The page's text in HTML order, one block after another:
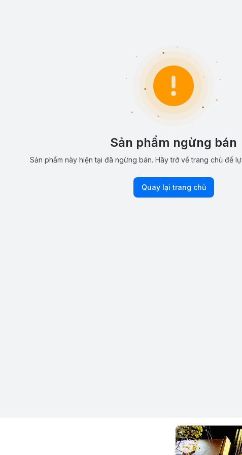
Sản phẩm ngừng bán
Sản phẩm này hiện tại đã ngừng bán. Hãy trở về trang chủ để
Quay lại trang chủ